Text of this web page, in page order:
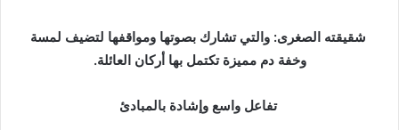
شقيقته الصغرى: والتي تشارك بصوتها ومواقفها لتضيف لمسة
وخفة دم مميزة تكتمل بها أركان العائلة.
تفاعل واسع وإشادة بالمبادئ